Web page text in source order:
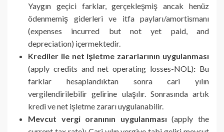
Yaygın geçici farklar, gerçekleşmiş ancak henüz
ödenmemiş giderleri ve itfa payları/amortismanı
(expenses incurred but not yet paid, and
depreciation) içermektedir.
Krediler ile net işletme zararlarının uygulanması
(apply credits and net operating losses-NOL): Bu
farklar hesaplandıktan sonra cari yılın
vergilendirilebilir gelirine ulaşılır. Sonrasında artık
kredi ve net işletme zararı uygulanabilir.
Mevcut vergi oranının uygulanması (apply the